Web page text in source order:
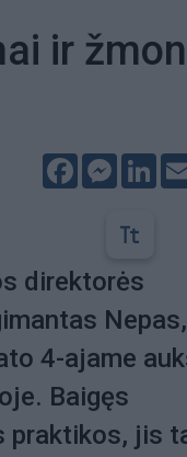
ir
Facebook
direktorės
Nepas,
4-ajame
Baigęs
praktikos, jis